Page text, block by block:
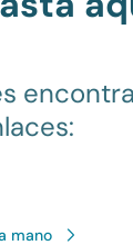
mano